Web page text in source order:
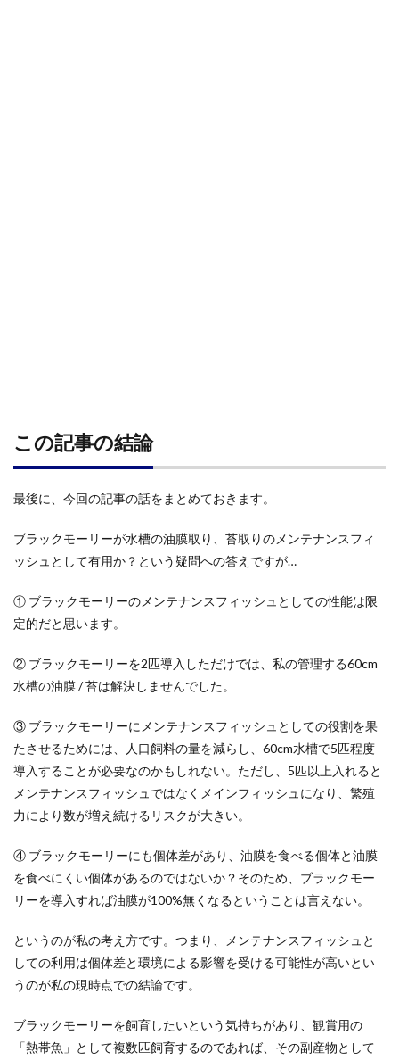
この記事の結論
最後に、今回の記事の話をまとめておきます。
ブラックモーリーが水槽の油膜取り、苔取りのメンテナンスフィ
ッシュとして有用か？という疑問への答えですが…
① ブラックモーリーのメンテナンスフィッシュとしての性能は限
定的だと思います。
② ブラックモーリーを2匹導入しただけでは、私の管理する60cm
水槽の油膜 / 苔は解決しませんでした。
③ ブラックモーリーにメンテナンスフィッシュとしての役割を果
たさせるためには、人口飼料の量を減らし、60cm水槽で5匹程度
導入することが必要なのかもしれない。ただし、5匹以上入れると
メンテナンスフィッシュではなくメインフィッシュになり、繁殖
力により数が増え続けるリスクが大きい。
④ ブラックモーリーにも個体差があり、油膜を食べる個体と油膜
を食べにくい個体があるのではないか？そのため、ブラックモー
リーを導入すれば油膜が100%無くなるということは言えない。
というのが私の考え方です。つまり、メンテナンスフィッシュと
しての利用は個体差と環境による影響を受ける可能性が高いとい
うのが私の現時点での結論です。
ブラックモーリーを飼育したいという気持ちがあり、観賞用の
「熱帯魚」として複数匹飼育するのであれば、その副産物として